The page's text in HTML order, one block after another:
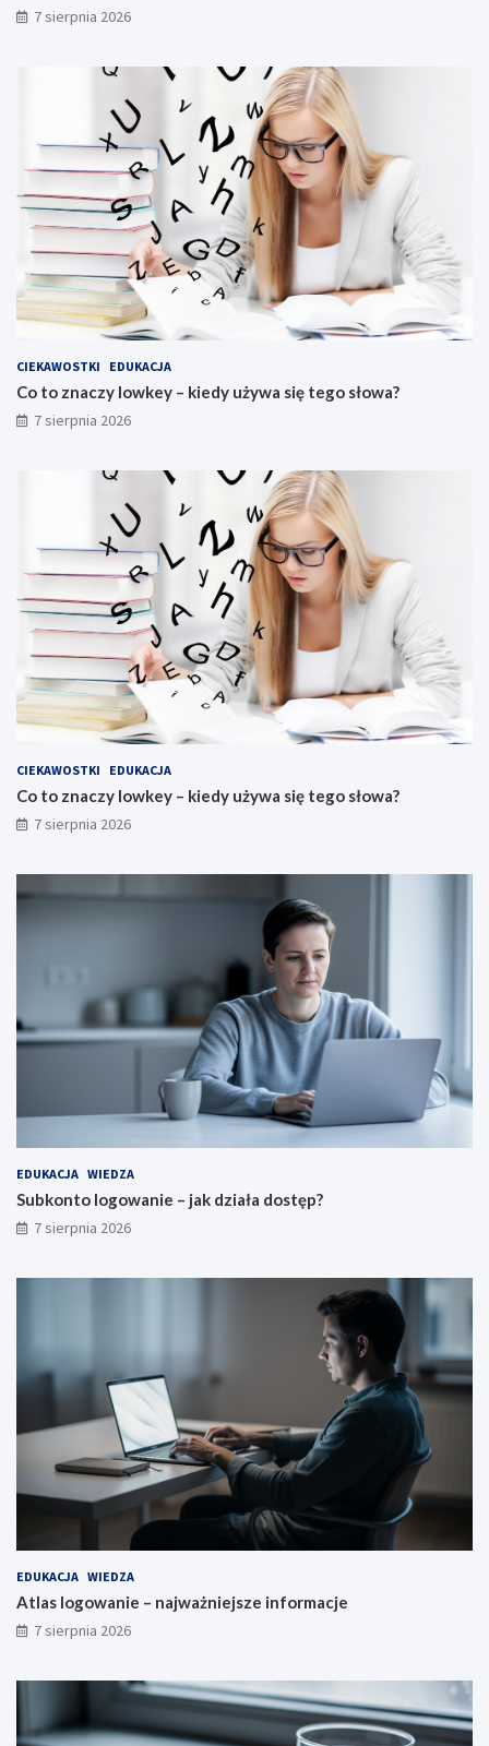
7 sierpnia 2026
CIEKAWOSTKI EDUKACJA
Co to znaczy lowkey – kiedy używa się tego słowa?
7 sierpnia 2026
CIEKAWOSTKI EDUKACJA
Co to znaczy lowkey – kiedy używa się tego słowa?
7 sierpnia 2026
EDUKACJA WIEDZA
Subkonto logowanie – jak działa dostęp?
7 sierpnia 2026
EDUKACJA WIEDZA
Atlas logowanie – najważniejsze informacje
7 sierpnia 2026